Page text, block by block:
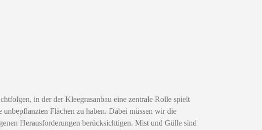
in der der Kleegrasanbau eine zentrale Rolle spielt
Flächen zu haben. Dabei müssen wir die
Herausforderungen berücksichtigen. Mist und Gülle sind